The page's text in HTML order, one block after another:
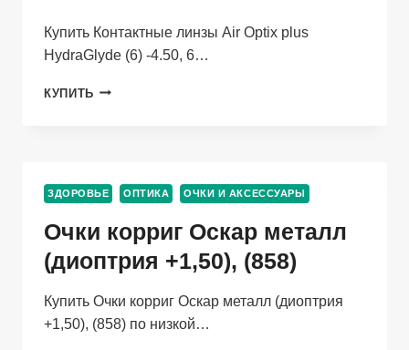
Купить Контактные линзы Air Optix plus
HydraGlyde (6) -4.50, 6…
КУПИТЬ КОНТАКТНЫЕ
(6)
6
ШТ
ЗДОРОВЬЕ ОПТИКА ОЧКИ И АКСЕССУАРЫ
Очки корриг Оскар металл
(диоптрия +1,50), (858)
Купить Очки корриг Оскар металл (диоптрия
+1,50), (858) по низкой…